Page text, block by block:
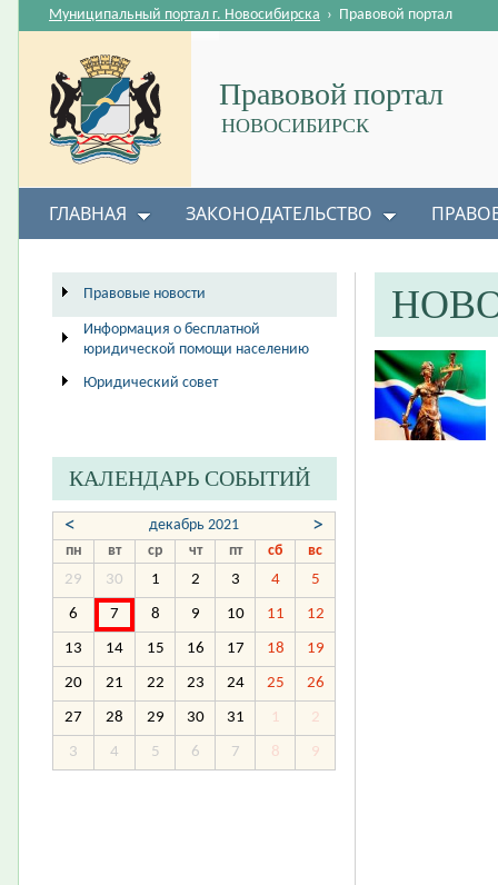
Правовой портал
НОВОСИБИРСК
Муниципальный портал г. Новосибирска › Правовой портал
ГЛАВНАЯ ЗАКОНОДАТЕЛЬСТВО
Правовые новости
Информация о бесплатной
юридической помощи населению
Юридический совет
КАЛЕНДАРЬ СОБЫТИЙ
< декабрь 2021 >
пн вт ср чт пт сб
вс
29
30 1 2 3 4 5
6 7 8 9 10 11 12
13 14 15 16 17 18 19
20 21 22 23 24 25 26
27 28 29 30 31 1 2
3 4 5 6 7 8 9